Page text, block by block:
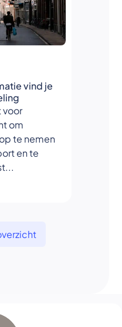
vind je
voor
om
te nemen
en te